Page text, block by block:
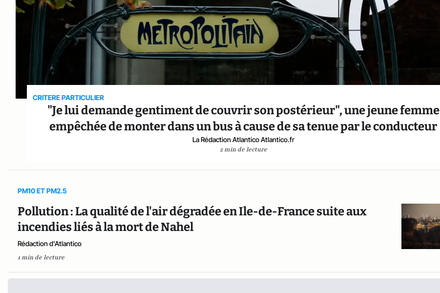
CRITERE PARTICULIER
"Je lui demande gentiment de couvrir son postérieur", une jeune femme
empêchée de monter dans un bus à cause de sa tenue par le conducteur
La Rédaction Atlantico Atlantico.fr
2 min de lecture
PM10 ET PM2.5
Pollution : La qualité de l'air dégradée en Ile-de-France suite aux
incendies liés à la mort de Nahel
Rédaction d'Atlantico
1 min de lecture